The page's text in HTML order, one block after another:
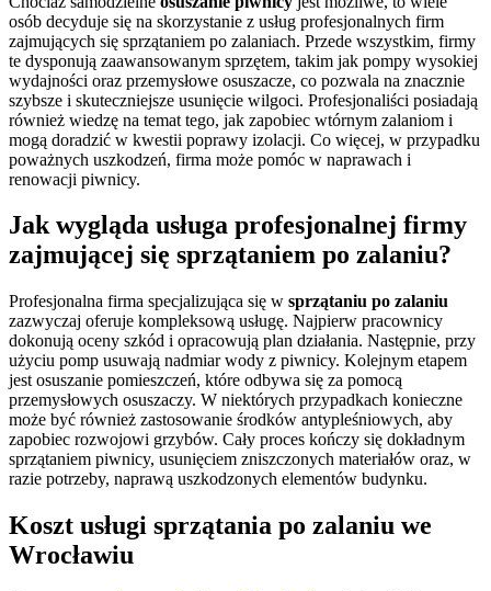
osób decyduje się na skorzystanie z usług profesjonalnych firm
zajmujących się sprzątaniem po zalaniach. Przede wszystkim, firmy
te dysponują zaawansowanym sprzętem, takim jak pompy wysokiej
wydajności oraz przemysłowe osuszacze, co pozwala na znacznie
szybsze i skuteczniejsze usunięcie wilgoci. Profesjonaliści posiadają
również wiedzę na temat tego, jak zapobiec wtórnym zalaniom i
mogą doradzić w kwestii poprawy izolacji. Co więcej, w przypadku
poważnych uszkodzeń, firma może pomóc w naprawach i
renowacji piwnicy.
Jak wygląda usługa profesjonalnej firmy
zajmującej się sprzątaniem po zalaniu?
Profesjonalna firma specjalizująca się w sprzątaniu po zalaniu
zazwyczaj oferuje kompleksową usługę. Najpierw pracownicy
dokonują oceny szkód i opracowują plan działania. Następnie, przy
użyciu pomp usuwają nadmiar wody z piwnicy. Kolejnym etapem
jest osuszanie pomieszczeń, które odbywa się za pomocą
przemysłowych osuszaczy. W niektórych przypadkach konieczne
może być również zastosowanie środków antypleśniowych, aby
zapobiec rozwojowi grzybów. Cały proces kończy się dokładnym
sprzątaniem piwnicy, usunięciem zniszczonych materiałów oraz, w
razie potrzeby, naprawą uszkodzonych elementów budynku.
Koszt usługi sprzątania po zalaniu we
Wrocławiu